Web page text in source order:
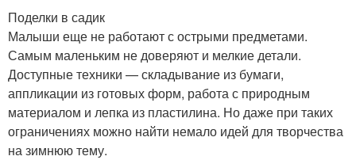
Поделки в садик
Малыши еще не работают с острыми предметами.
Самым маленьким не доверяют и мелкие детали.
Доступные техники — складывание из бумаги,
аппликации из готовых форм, работа с природным
материалом и лепка из пластилина. Но даже при таких
ограничениях можно найти немало идей для творчества
на зимнюю тему.